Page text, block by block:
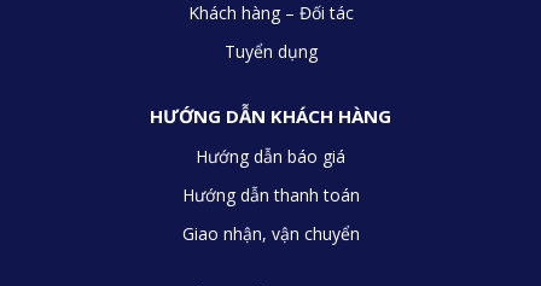
Khách hàng – Đối tác
Tuyển dụng
HƯỚNG DẪN KHÁCH HÀNG
Hướng dẫn báo giá
Hướng dẫn thanh toán
Giao nhận, vận chuyển